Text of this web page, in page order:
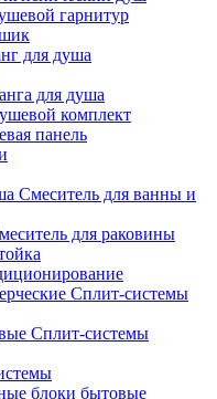
гарнитур
для душа
для душа
комплект
панель
Смеситель для ванны и
для раковины
Сплит-системы
Сплит-системы